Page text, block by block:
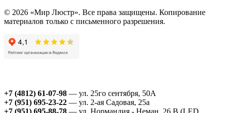
© 2026 «Мир Люстр». Все права защищены. Копирование
материалов только с письменного разрешения.
+7 (4812) 61-07-98 — ул. 25го сентября, 50А
+7 (951) 695-23-22 — ул. 2-ая Садовая, 25а
+7 (951) 695-88-78 — ул. Нормандия - Неман, 26 В (LED